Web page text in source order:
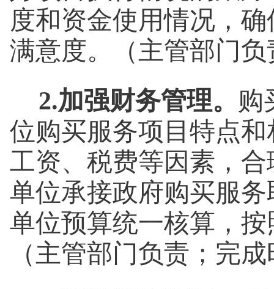
度和资金使用情况，
满意度。（主管部门
2.加强财务管理。 购
位购买服务项目特点
工资、税费等因素，
单位承接政府购买服
单位预算统一核算，
（主管部门负责；完